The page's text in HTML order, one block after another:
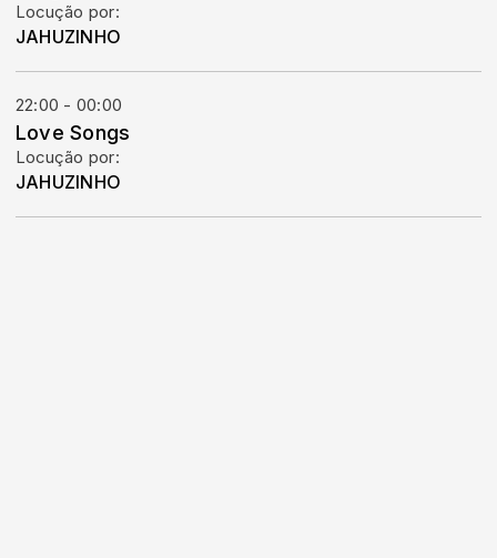
Locução por:
JAHUZINHO
22:00 - 00:00
Love Songs
Locução por:
JAHUZINHO